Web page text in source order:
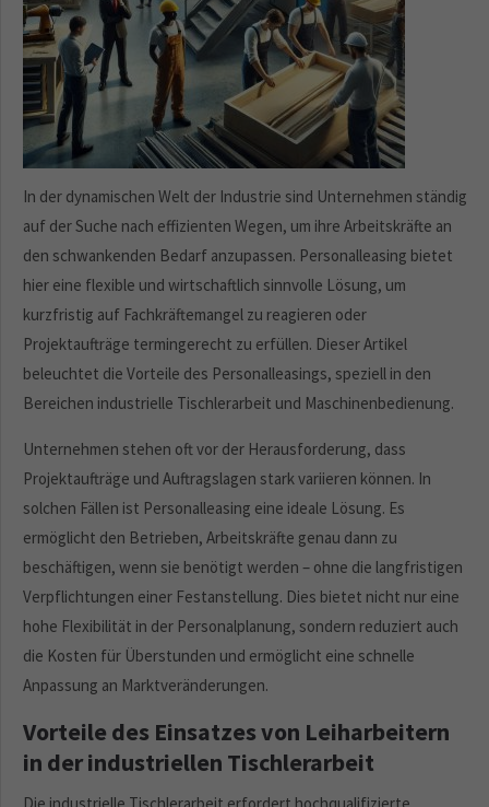
In der dynamischen Welt der Industrie sind Unternehmen ständig
auf der Suche nach effizienten Wegen, um ihre Arbeitskräfte an
den schwankenden Bedarf anzupassen. Personalleasing bietet
hier eine flexible und wirtschaftlich sinnvolle Lösung, um
kurzfristig auf Fachkräftemangel zu reagieren oder
Projektaufträge termingerecht zu erfüllen. Dieser Artikel
beleuchtet die Vorteile des Personalleasings, speziell in den
Bereichen industrielle Tischlerarbeit und Maschinenbedienung.
Unternehmen stehen oft vor der Herausforderung, dass
Projektaufträge und Auftragslagen stark variieren können. In
solchen Fällen ist Personalleasing eine ideale Lösung. Es
ermöglicht den Betrieben, Arbeitskräfte genau dann zu
beschäftigen, wenn sie benötigt werden – ohne die langfristigen
Verpflichtungen einer Festanstellung. Dies bietet nicht nur eine
hohe Flexibilität in der Personalplanung, sondern reduziert auch
die Kosten für Überstunden und ermöglicht eine schnelle
Anpassung an Marktveränderungen.
Vorteile des Einsatzes von Leiharbeitern
in der industriellen Tischlerarbeit